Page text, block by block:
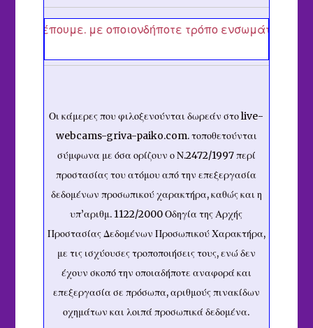
με οποιονδήποτε τρόπο ενσωμάτωση κάμερας
Οι κάμερες που φιλοξενούνται δωρεάν στο live-
webcams-griva-paiko.com. τοποθετούνται
σύμφωνα με όσα ορίζουν ο Ν.2472/1997 περί
προστασίας του ατόμου από την επεξεργασία
δεδομένων προσωπικού χαρακτήρα, καθώς και η
υπ’αριθμ. 1122/2000 Οδηγία της Αρχής
Προστασίας Δεδομένων Προσωπικού Χαρακτήρα,
με τις ισχύουσες τροποποιήσεις τους, ενώ δεν
έχουν σκοπό την οποιαδήποτε αναφορά και
επεξεργασία σε πρόσωπα, αριθμούς πινακίδων
οχημάτων και λοιπά προσωπικά δεδομένα.